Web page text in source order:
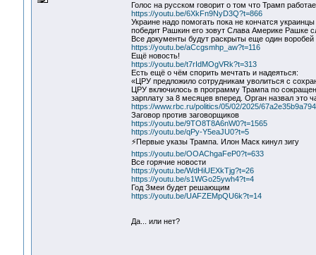
Голос на русском говорит о том что Трамп
https://youtu.be/6XkFn9NyD3Q?t=866
Украине надо помогать пока не кончатся
победит Рашкин его зовут Слава Америке Рашке
Все документы будут раскрыты еще один воробей
https://youtu.be/aCcgsmhp_aw?t=116
Ещё новость!
https://youtu.be/t7rIdMOgVRk?t=313
Есть ещё о чём спорить мечтать и надеяться:
«ЦРУ предложило сотрудникам уволиться с
ЦРУ включилось в программу Трампа по
зарплату за 8 месяцев вперед. Орган назвал это
https://www.rbc.ru/politics/05/02/2025/
Заговор против заговорщиков
https://youtu.be/9TO8T8A6nW0?t=1565
https://youtu.be/qPy-Y5eaJU0?t=5
⚡️Первые указы Трампа. Илон Маск кинул зигу
https://youtu.be/OOAChgaFeP0?t=633
Все горячие новости
https://youtu.be/WdHiUEXkTjg?t=26
https://youtu.be/s1WGo25ywh4?t=4
Год Змеи будет решающим
https://youtu.be/UAFZEMpQU6k?t=14
Да... или нет?